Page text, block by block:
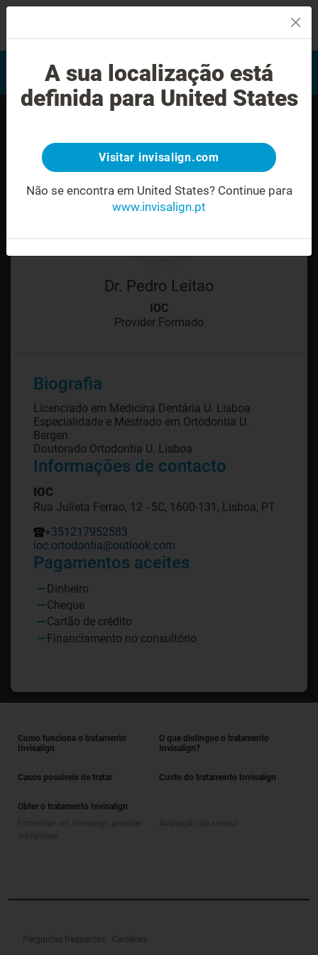
Avaliação do sorriso
Encontrar um Invisalign
provider
Dr. Pedro Leitao
IOC
Provider Formado
Biografia
Licenciado em Medicina Dentária U. Lisboa
Especialidade e Mestrado em Ortodontia U.
Bergen
Doutorado Ortodontia U. Lisboa
Informações de contacto
IOC
Rua Julieta Ferrao, 12 - 5C, 1600-131, Lisboa, PT
+351217952583
ioc.ortodontia@outlook.com
Pagamentos aceites
Dinheiro
Cheque
Cartão de crédito
Financiamento no consultório
Como funciona o tratamento
Invisalign
O que distingue o tratamento
Invisalign?
Casos possíveis de tratar Custo do tratamento Invisalign
Obter o tratamento Invisalign
Perguntas frequentes Carreiras
A sua localização está
definida para United States
Visitar invisalign.com
Não se encontra em United States? Continue para
www.invisalign.pt